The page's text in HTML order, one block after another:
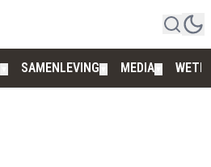
SAMENLEVING MEDIA